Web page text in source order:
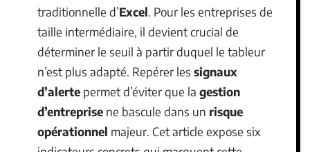
traditionnelle d’Excel. Pour les entreprises de
taille intermédiaire, il devient crucial de
déterminer le seuil à partir duquel le tableur
n’est plus adapté. Repérer les signaux
d’alerte permet d’éviter que la gestion
d’entreprise ne bascule dans un risque
opérationnel majeur. Cet article expose six